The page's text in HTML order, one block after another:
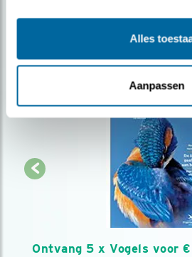
Alles
Aanpassen
Ontvang 5 x Vogels voor